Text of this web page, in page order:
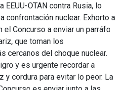
EEUU-OTAN contra Rusia, lo
confrontación nuclear. Exhorto a
Concurso a enviar un parráfo
que toman los
cercanos del choque nuclear.
y es urgente recordar a
y cordura para evitar lo peor. La